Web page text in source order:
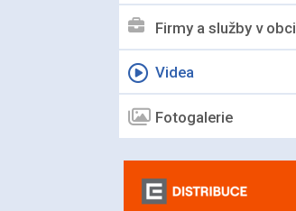
Firmy a služby v obci
Videa
Fotogalerie